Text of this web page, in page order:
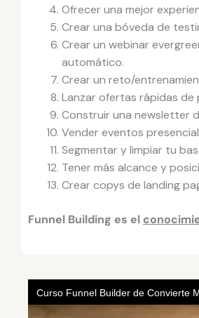
Ofrecer una mejor
Crear una bóveda de
Crear un webinar
automático.
Crear un reto/
Lanzar ofertas rápidas
Construir una newsletter
Vender eventos
Segmentar y limpiar tu
Tener más alcance y
Crear copys de landing
Funnel Building es el